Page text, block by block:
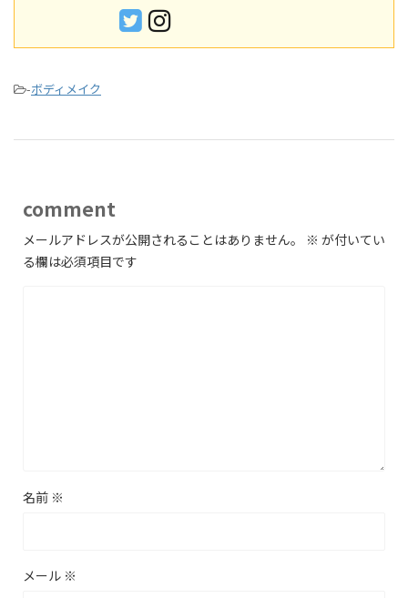
-ボディメイク
comment
メールアドレスが公開されることはありません。 ※ が付いてい
る欄は必須項目です
名前 ※
メール ※